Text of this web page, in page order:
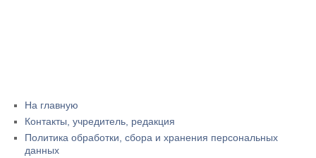
На главную
Контакты, учредитель, редакция
Политика обработки, сбора и хранения персональных
данных